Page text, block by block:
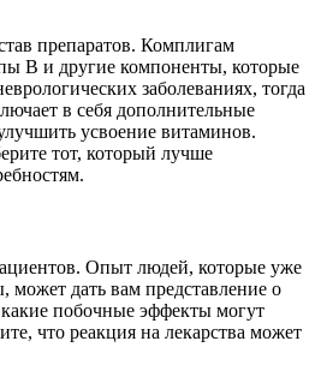
препаратов. Комплигам
B и другие компоненты, которые
заболеваниях, тогда
в себя дополнительные
усвоение витаминов.
тот, который лучше
Опыт людей, которые уже
может дать вам представление о
побочные эффекты могут
что реакция на лекарства может